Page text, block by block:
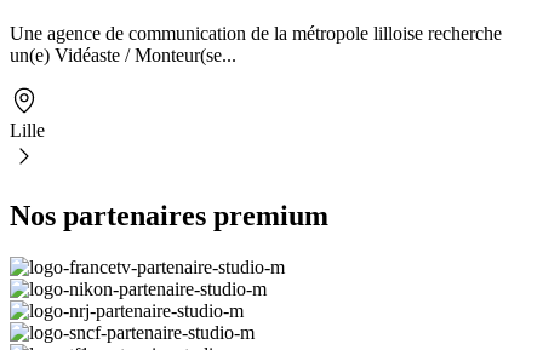
Une agence de communication de la métropole lilloise recherche
un(e) Vidéaste / Monteur(se...
Lille
Nos partenaires premium